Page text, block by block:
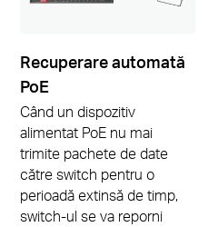
Recuperare automată
PoE
Când un dispozitiv
alimentat PoE nu mai
trimite pachete de date
către switch pentru o
perioadă extinsă de timp,
switch-ul se va reporni